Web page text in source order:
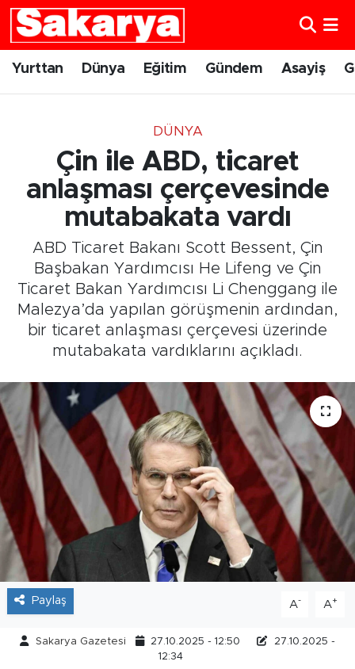
Yurttan Dünya Eğitim Gündem Asayiş
DÜNYA
Çin ile ABD, ticaret
anlaşması çerçevesinde
mutabakata vardı
ABD Ticaret Bakanı Scott Bessent, Çin
Başbakan Yardımcısı He Lifeng ve Çin
Ticaret Bakan Yardımcısı Li Chenggang ile
Malezya’da yapılan görüşmenin ardından,
bir ticaret anlaşması çerçevesi üzerinde
mutabakata vardıklarını açıkladı.
Paylaş A- A+
Sakarya Gazetesi 27.10.2025 - 12:50
27.10.2025 -
12:34
Yurttan
Gündem
Eskişehirspor
Spor
Sağlık
Kültür Sanat
Tarihçe
Resmi İlanlar
Söyleşi
Foto Şaka
Teknoloji
Politika
Eskişehir Nöbetçi Eczaneler
Eskişehir Trafik Yoğunluk Haritası
Süper Lig Puan Durumu ve Fikstür
Tüm Manşetler
Son Dakika Haberleri
Haber Arşivi